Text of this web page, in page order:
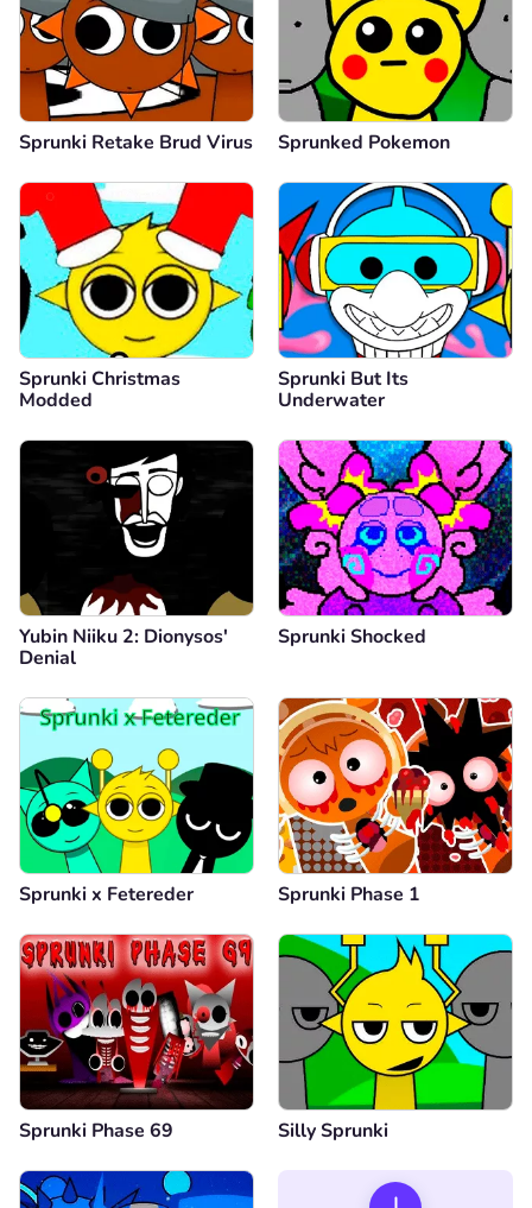
Sprunki Retake Brud Virus Sprunked Pokemon
Sprunki Christmas
Modded
Sprunki But Its
Underwater
Yubin Niiku 2: Dionysos'
Denial
Sprunki Shocked
Sprunki x Fetereder Sprunki Phase 1
Sprunki Phase 69 Silly Sprunki